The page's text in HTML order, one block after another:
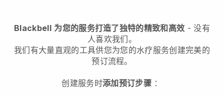
Blackbell 为您的服务打造了独特的精致和高效 - 没有
人喜欢我们。
我们有大量直观的工具供您为您的水疗服务创建完美的
预订流程。
创建服务时添加预订步骤：